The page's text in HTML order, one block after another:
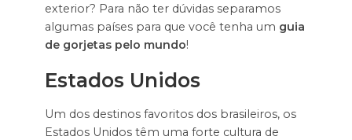
exterior? Para não ter dúvidas separamos
algumas países para que você tenha um guia
de gorjetas pelo mundo!
Estados Unidos
Um dos destinos favoritos dos brasileiros, os
Estados Unidos têm uma forte cultura de